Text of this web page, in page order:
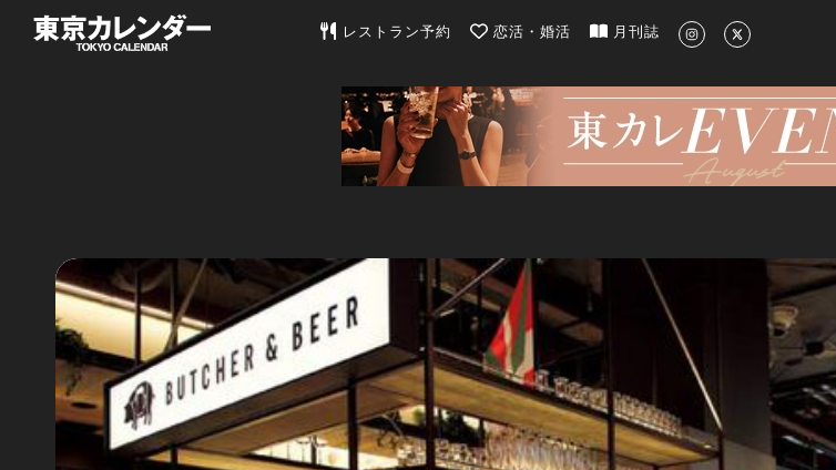
東京カレンダー | 最新のグルメ、洗練されたライフスタイル情報
レストラン予約 恋活・婚活 月刊誌